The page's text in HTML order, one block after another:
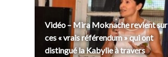
Vidéo – Mira Moknache revient sur
ces « vrais référendum » qui ont
distingué la Kabylie à travers